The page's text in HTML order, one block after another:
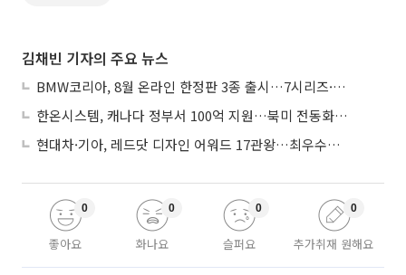
김채빈 기자의 주요 뉴스
BMW코리아, 8월 온라인 한정판 3종 출시…7시리즈·X7·M340i 투어링
한온시스템, 캐나다 정부서 100억 지원…북미 전동화 시장 가속
현대차·기아, 레드닷 디자인 어워드 17관왕…최우수상 2개 수상
좋아요
0
화나요
0
슬퍼요
0
추가취재 원해요
0